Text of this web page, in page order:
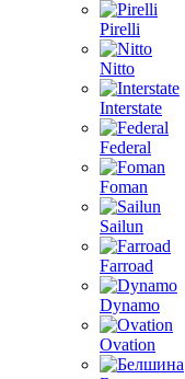
Pirelli
Nitto
Interstate
Federal
Foman
Sailun
Farroad
Dynamo
Ovation